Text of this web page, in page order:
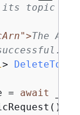
topic
The
>
= await